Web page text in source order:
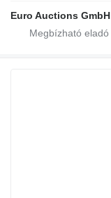
Euro Auctions GmbH